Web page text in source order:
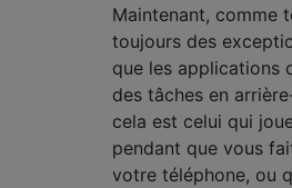
Maintenant, comme
toujours des
que les applications
des tâches en
cela est celui qui
pendant que vous
votre téléphone, ou